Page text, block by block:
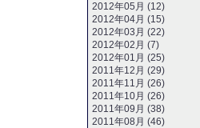
2012年05月 (12)
2012年04月 (15)
2012年03月 (22)
2012年02月 (7)
2012年01月 (25)
2011年12月 (29)
2011年11月 (26)
2011年10月 (26)
2011年09月 (38)
2011年08月 (46)